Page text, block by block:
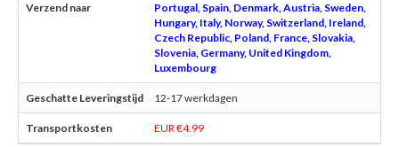
Portugal, Spain, Denmark, Austria, Sweden,
Hungary, Italy, Norway, Switzerland, Ireland,
Czech Republic, Poland, France, Slovakia,
Slovenia, Germany, United Kingdom,
Luxembourg
12-17 werkdagen
EUR €4.99